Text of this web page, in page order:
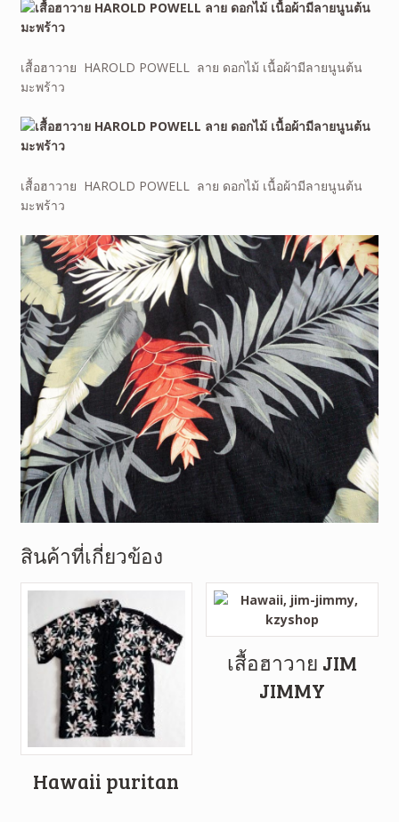
เสื้อฮาวาย HAROLD POWELL ลาย ดอกไม้ เนื้อผ้ามีลายนูนต้น
มะพร้าว
เสื้อฮาวาย HAROLD POWELL ลาย ดอกไม้ เนื้อผ้ามีลายนูนต้น
มะพร้าว
สินค้าที่เกี่ยวข้อง
Hawaii puritan
เสื้อฮาวาย JIM
JIMMY